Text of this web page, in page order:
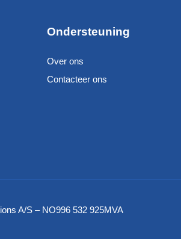
Ondersteuning
Over ons
Contacteer ons
A/S – NO996 532 925MVA